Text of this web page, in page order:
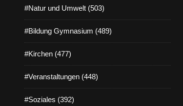
#Natur und Umwelt (503)
#Bildung Gymnasium (489)
#Kirchen (477)
#Veranstaltungen (448)
#Soziales (392)